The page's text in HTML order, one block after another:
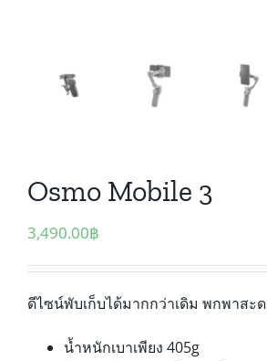
Osmo Mobile 3
3,490.00฿
ดีไซน์พับเก็บได้มากกว่าเดิม พกพาสะ
น้ำหนักเบาเพียง 405g